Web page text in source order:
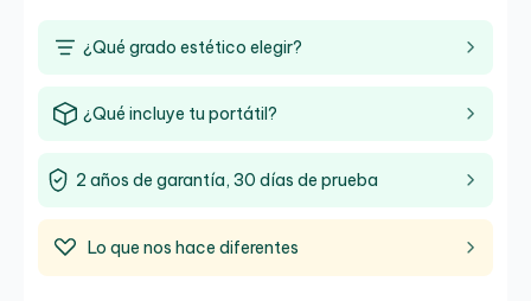
¿Qué grado estético elegir?
¿Qué incluye tu portátil?
2 años de garantía, 30 días de prueba
Lo que nos hace diferentes